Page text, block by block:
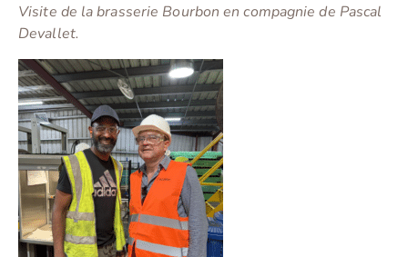
Visite de la brasserie Bourbon en compagnie de Pascal
Devallet.